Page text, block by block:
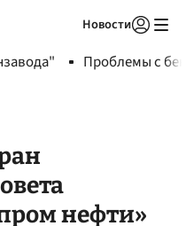
Новости
Проблемы с
нефти»